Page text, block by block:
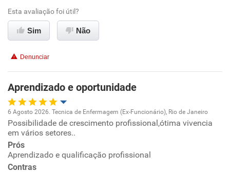
Benefícios
Recomenda esta empresa
Esta avaliação foi útil?
Sim Não
Denunciar
Aprendizado e oportunidade
Oportunidade de promoção
Ambiente de trabalho
6 Agosto 2026. Tecnica de Enfermagem (Ex-Funcionário), Rio de Janeiro
Possibilidade de crescimento profissional,ótima vivencia
em vários setores..
Prós
Aprendizado e qualificação profissional
Contras